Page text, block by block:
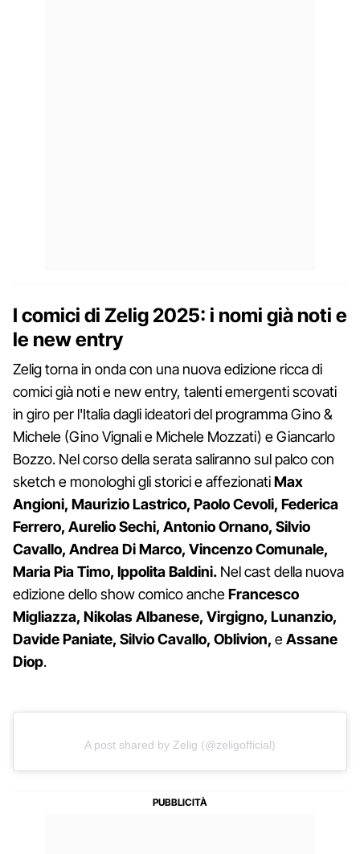
I comici di Zelig 2025: i nomi già noti e
le new entry
Zelig torna in onda con una nuova edizione ricca di
comici già noti e new entry, talenti emergenti scovati
in giro per l'Italia dagli ideatori del programma Gino &
Michele (Gino Vignali e Michele Mozzati) e Giancarlo
Bozzo. Nel corso della serata saliranno sul palco con
sketch e monologhi gli storici e affezionatiMax
Angioni, Maurizio Lastrico, Paolo Cevoli, Federica
Ferrero, Aurelio Sechi, Antonio Ornano, Silvio
Cavallo, Andrea Di Marco, Vincenzo Comunale,
Maria Pia Timo, Ippolita Baldini. Nel cast della nuova
edizione dello show comico ancheFrancesco
Migliazza, Nikolas Albanese, Virgigno, Lunanzio,
Davide Paniate, Silvio Cavallo, Oblivion, eAssane
Diop.
A post shared by Zelig (@zeligofficial)